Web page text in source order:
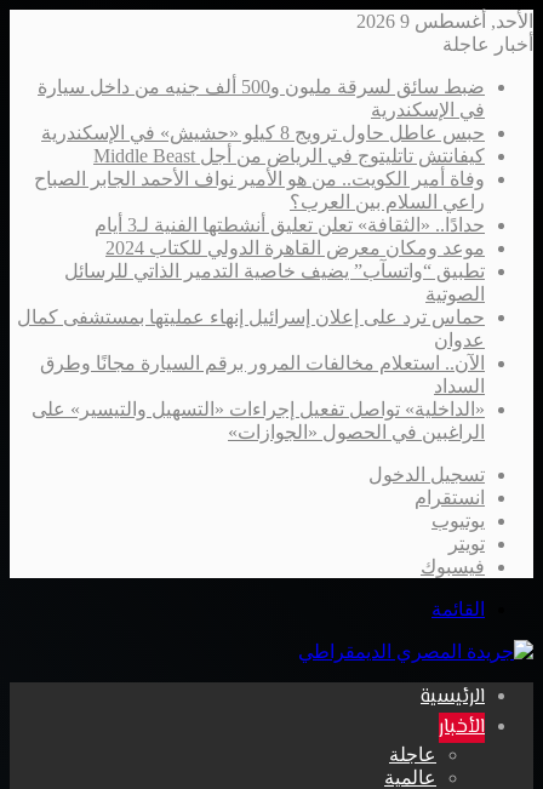
الأحد, أغسطس 9 2026
أخبار عاجلة
ضبط سائق لسرقة مليون و500 ألف جنيه من داخل سيارة
في الإسكندرية
حبس عاطل حاول ترويج 8 كيلو «حشيش» في الإسكندرية
كيفانتش تاتليتوج في الرياض من أجل Middle Beast
وفاة أمير الكويت.. من هو الأمير نواف الأحمد الجابر الصباح
راعي السلام بين العرب؟
حدادًا.. «الثقافة» تعلن تعليق أنشطتها الفنية لـ3 أيام
موعد ومكان معرض القاهرة الدولي للكتاب 2024
تطبيق “واتسآب” يضيف خاصية التدمير الذاتي للرسائل
الصوتية
حماس ترد على إعلان إسرائيل إنهاء عمليتها بمستشفى كمال
عدوان
الآن.. استعلام مخالفات المرور برقم السيارة مجانًا وطرق
السداد
«الداخلية» تواصل تفعيل إجراءات «التسهيل والتيسير» على
الراغبين في الحصول «الجوازات»
تسجيل الدخول
انستقرام
يوتيوب
تويتر
فيسبوك
القائمة
الرئيسية
الأخبار
عاجلة
عالمية